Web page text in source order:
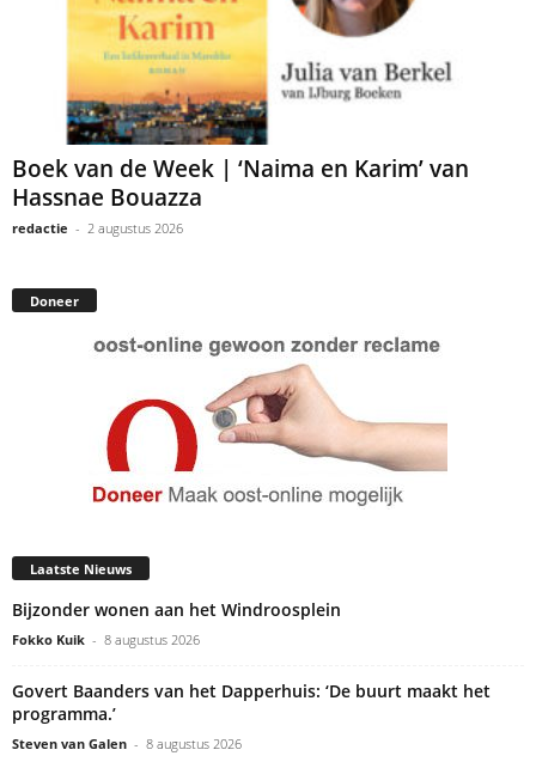
Boek van de Week | ‘Naima en Karim’ van
Hassnae Bouazza
redactie - 2 augustus 2026
Doneer
Laatste Nieuws
Bijzonder wonen aan het Windroosplein
Fokko Kuik - 8 augustus 2026
Govert Baanders van het Dapperhuis: ‘De buurt maakt het
programma.’
Steven van Galen - 8 augustus 2026